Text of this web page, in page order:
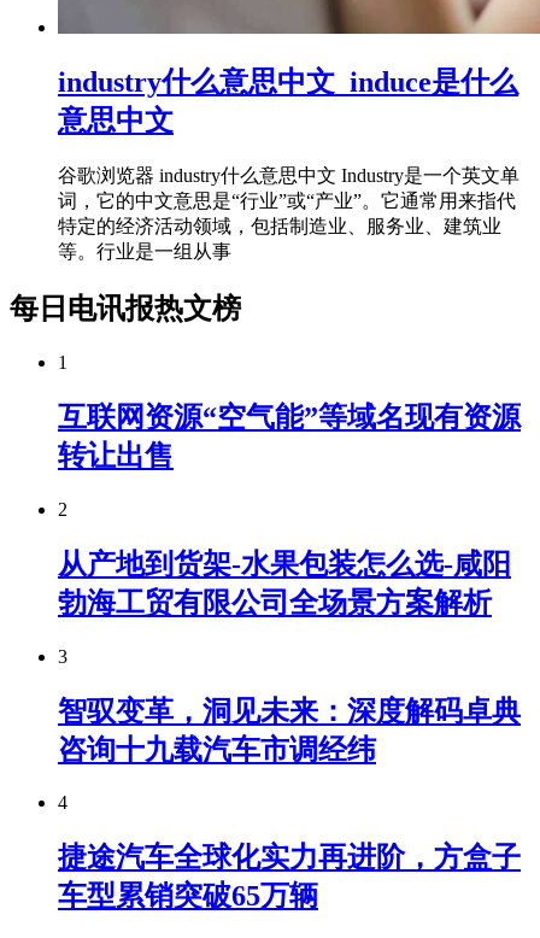
industry什么意思中文_induce是什么
意思中文
谷歌浏览器 industry什么意思中文 Industry是一个英文单
词，它的中文意思是“行业”或“产业”。它通常用来指代
特定的经济活动领域，包括制造业、服务业、建筑业
等。行业是一组从事
每日电讯报热文榜
1
互联网资源“空气能”等域名现有资源
转让出售
2
从产地到货架-水果包装怎么选-咸阳
勃海工贸有限公司全场景方案解析
3
智驭变革，洞见未来：深度解码卓典
咨询十九载汽车市调经纬
4
捷途汽车全球化实力再进阶，方盒子
车型累销突破65万辆